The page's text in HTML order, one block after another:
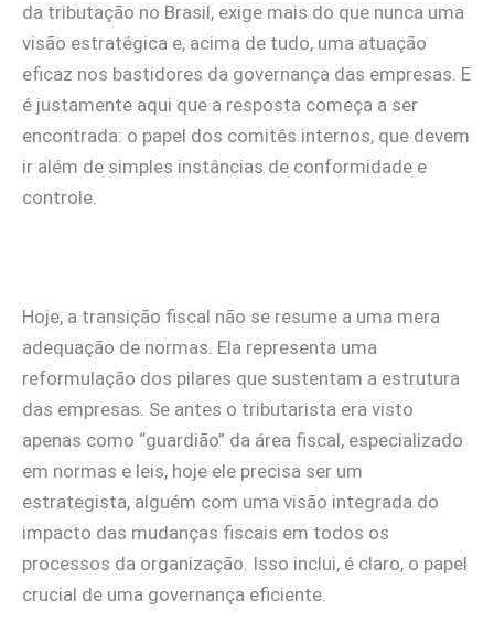
da tributação no Brasil, exige mais do que nunca uma
visão estratégica e, acima de tudo, uma atuação
eficaz nos bastidores da governança das empresas. E
é justamente aqui que a resposta começa a ser
encontrada: o papel dos comitês internos, que devem
ir além de simples instâncias de conformidade e
controle.
Hoje, a transição fiscal não se resume a uma mera
adequação de normas. Ela representa uma
reformulação dos pilares que sustentam a estrutura
das empresas. Se antes o tributarista era visto
apenas como “guardião” da área fiscal, especializado
em normas e leis, hoje ele precisa ser um
estrategista, alguém com uma visão integrada do
impacto das mudanças fiscais em todos os
processos da organização. Isso inclui, é claro, o papel
crucial de uma governança eficiente.